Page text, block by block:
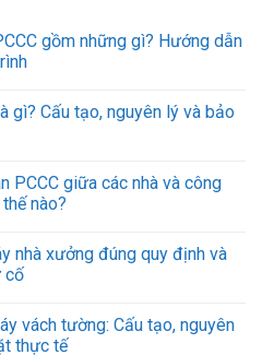
gồm những gì? Hướng dẫn
gì? Cấu tạo, nguyên lý và bảo
PCCC giữa các nhà và công
nào?
nhà xưởng đúng quy định và
cố
vách tường: Cấu tạo, nguyên
thực tế